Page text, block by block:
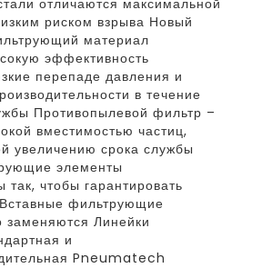
риском взрыва Новый
материал
эффективность
перепаде давления и
в течение
Противопылевой фильтр –
вместимостью частиц,
увеличению срока службы
элементы
так, чтобы гарантировать
фильтрующие
заменяются Линейки
и
Pneumatech